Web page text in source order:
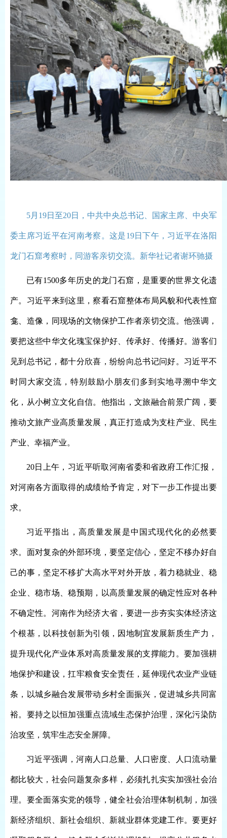
5月19日至20日，中共中央总书记、国家主席、中央军
委主席习近平在河南考察。这是19日下午，习近平在洛阳
龙门石窟考察时，同游客亲切交流。新华社记者谢环驰摄
已有1500多年历史的龙门石窟，是重要的世界文化遗
产。习近平来到这里，察看石窟整体布局风貌和代表性窟
龛、造像，同现场的文物保护工作者亲切交流。他强调，
要把这些中华文化瑰宝保护好、传承好、传播好。游客们
见到总书记，都十分欣喜，纷纷向总书记问好。习近平不
时同大家交流，特别鼓励小朋友们多到实地寻溯中华文
化，从小树立文化自信。他指出，文旅融合前景广阔，要
推动文旅产业高质量发展，真正打造成为支柱产业、民生
产业、幸福产业。
20日上午，习近平听取河南省委和省政府工作汇报，
对河南各方面取得的成绩给予肯定，对下一步工作提出要
求。
习近平指出，高质量发展是中国式现代化的必然要
求。面对复杂的外部环境，要坚定信心，坚定不移办好自
己的事，坚定不移扩大高水平对外开放，着力稳就业、稳
企业、稳市场、稳预期，以高质量发展的确定性应对各种
不确定性。河南作为经济大省，要进一步夯实实体经济这
个根基，以科技创新为引领，因地制宜发展新质生产力，
提升现代化产业体系对高质量发展的支撑能力。要加强耕
地保护和建设，扛牢粮食安全责任，延伸现代农业产业链
条，以城乡融合发展带动乡村全面振兴，促进城乡共同富
裕。要持之以恒加强重点流域生态保护治理，深化污染防
治攻坚，筑牢生态安全屏障。
习近平强调，河南人口总量、人口密度、人口流动量
都比较大，社会问题复杂多样，必须扎扎实实加强社会治
理。要全面落实党的领导，健全社会治理体制机制，加强
新经济组织、新社会组织、新就业群体党建工作。要更好